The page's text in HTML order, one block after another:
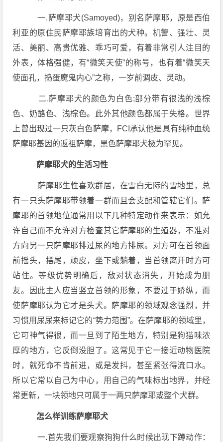
一.萨摩耶犬(Samoyed)，别名萨摩耶，原是西伯
利亚的原住民萨摩耶族培育出的犬种。机警、强壮、灵
活、美丽、高贵优雅、乖巧可爱，有着非常引人注目的
外表，体格强健，有“微笑天使”的称号，也有着“微笑天
使面孔，捣蛋魔鬼内心”之称，一岁前调皮、灵动。
二.萨摩耶犬的颜色为白色;部分带有很浅的浅棕
色、奶酪色、浅棕色。此外其他颜色都属于失格。世界
上曾出现过一只灰白色萨摩，FCI承认他是具有纯种血统
萨摩耶基因的返祖萨摩，黑色萨摩耶犬极为罕见。
萨摩耶犬的生活习性
萨摩耶生性喜欢群居，在雪白无际的雪地里，总
有一只头萨摩耶带领着一群而且会支配和管辖它们。萨
摩耶的首领地位通常用以下几种特定动作来表示：如允
许自己而不允许对方检查其它萨摩耶的生殖器，不准对
方向另一只萨摩耶排过尿的地方排尿。对方可在首领面
前摇头，摆尾，顽皮，坐下或躺着，当首领离开时方可
站住。等级优势明确后，敌对状态消失，开始成为朋
友。因此主人应当竖立首领的形象，不要过于娇纵，而
使萨摩耶认为它才是头犬。萨摩耶的领域观念强烈，并
习惯用尿尿来标记它的“势力范围”。在萨摩耶的领域里，
它可神气得很，而一旦到了陌生地方，特别是狗猫味浓
厚的地方，它反倒没胆了。这常见于它一接近动物医院
时，就死命不肯前进，或是发抖，甚至紧张得流口水。
所以它常以自己为中心，用自己的气味标出地界，并经
常更新，一块领地只可属于一两只萨摩耶或整个犬群。
怎么样训练萨摩耶犬
一.首先我们要观察狗狗什么时候出现下蹲动作：